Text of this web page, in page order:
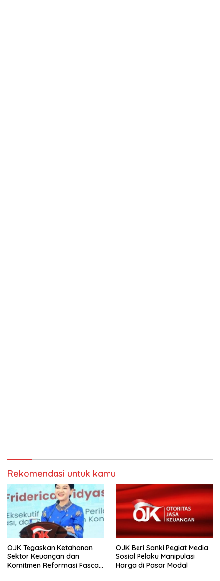
Rekomendasi untuk kamu
OJK Tegaskan Ketahanan
Sektor Keuangan dan
Komitmen Reformasi Pasca
OJK Beri Sanki Pegiat Media
Sosial Pelaku Manipulasi
Harga di Pasar Modal